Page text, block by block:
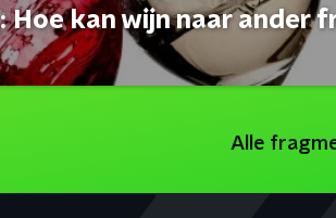
Hoe kan wijn naar ander
Alle